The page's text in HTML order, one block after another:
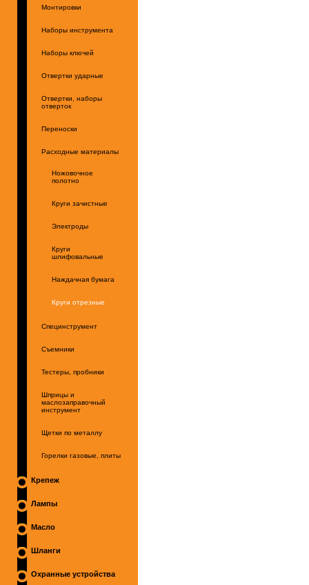
Монтировки
Наборы инструмента
Наборы ключей
Отвертки ударные
Отвертки, наборы
отверток
Переноски
Расходные материалы
Ножовочное
полотно
Круги зачистные
Электроды
Круги
шлифовальные
Наждачная бумага
Круги отрезные
Специнструмент
Съемники
Тестеры, пробники
Шприцы и
маслозаправочный
инструмент
Щетки по металлу
Горелки газовые, плиты
Крепеж
Лампы
Масло
Шланги
Охранные устройства